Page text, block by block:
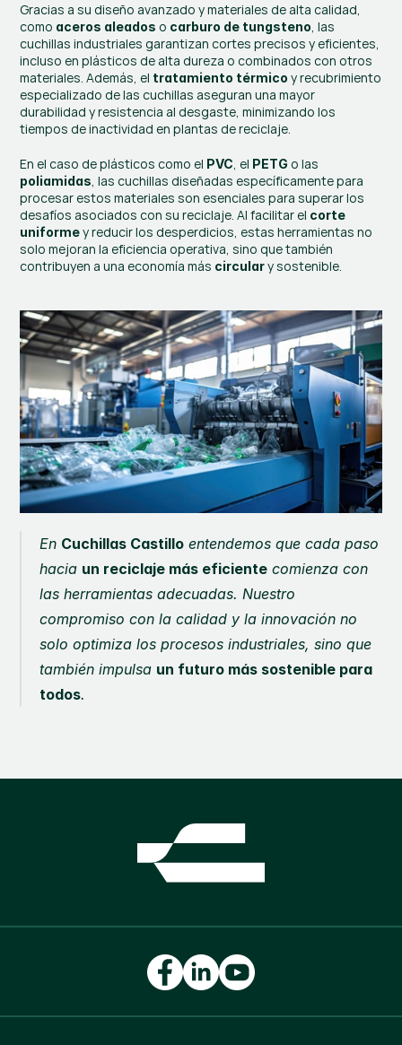
Gracias a su diseño avanzado y materiales de alta calidad,
como aceros aleados o carburo de tungsteno, las
cuchillas industriales garantizan cortes precisos y eficientes,
incluso en plásticos de alta dureza o combinados con otros
materiales. Además, el tratamiento térmico y recubrimiento
especializado de las cuchillas aseguran una mayor
durabilidad y resistencia al desgaste, minimizando los
tiempos de inactividad en plantas de reciclaje.
En el caso de plásticos como el PVC, el PETG
poliamidas, las cuchillas diseñadas específicamente para
procesar estos materiales son esenciales para superar los
desafíos asociados con su reciclaje. Al facilitar el corte
uniforme y reducir los desperdicios, estas herramientas no
solo mejoran la eficiencia operativa, sino que también
contribuyen a una economía más circular y sostenible.
En Cuchillas Castillo entendemos que cada paso
hacia un reciclaje más eficiente comienza con
las herramientas adecuadas. Nuestro
compromiso con la calidad y la innovación no
solo optimiza los procesos industriales, sino que
también impulsa un futuro más sostenible para
todos.